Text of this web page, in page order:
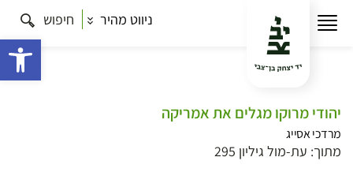
ניווט מהיר חיפוש
יהודי מרוקו מגלים את אמריקה
מרדכי אסייג
מתוך: עת-מול גיליון 295